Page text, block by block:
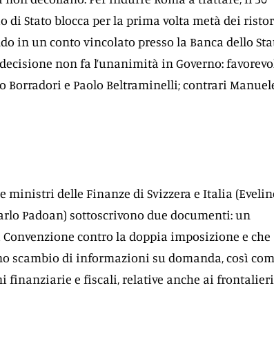
di Stato blocca per la prima volta metà dei
in un conto vincolato presso la Banca dello
non fa l’unanimità in Governo:
Borradori e Paolo Beltraminelli; contrari
ministri delle Finanze di Svizzera e Italia
Padoan) sottoscrivono due documenti: un
contro la doppia imposizione e che
scambio di informazioni su domanda, così
finanziarie e fiscali, relative anche ai